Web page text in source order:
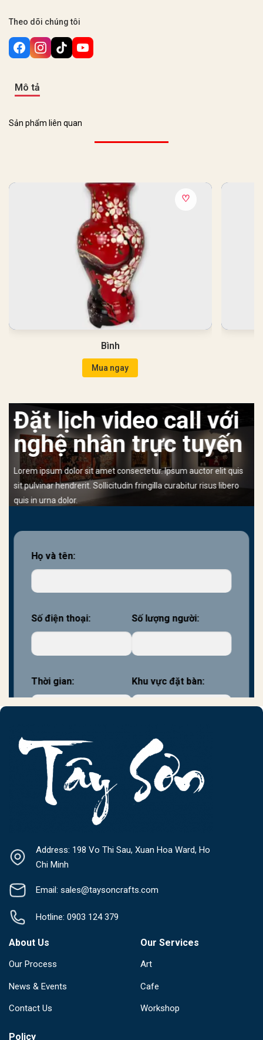
Theo dõi chúng tôi
Mô tả
Sản phẩm liên quan
♡
Bình
Mua ngay
Đặt lịch video call với
nghệ nhân trực tuyến
Lorem ipsum dolor sit amet consectetur. Ipsum auctor elit quis
sit pulvinar hendrerit. Sollicitudin fringilla curabitur risus libero
quis in urna dolor.
Họ và tên:
Số điện thoại: Số lượng người:
Thời gian: Khu vực đặt bàn:
Address: 198 Vo Thi Sau, Xuan Hoa Ward, Ho
Chi Minh
Email: sales@taysoncrafts.com
Hotline: 0903 124 379
About Us
Our Process
News & Events
Contact Us
Our Services
Art
Cafe
Workshop
Policy